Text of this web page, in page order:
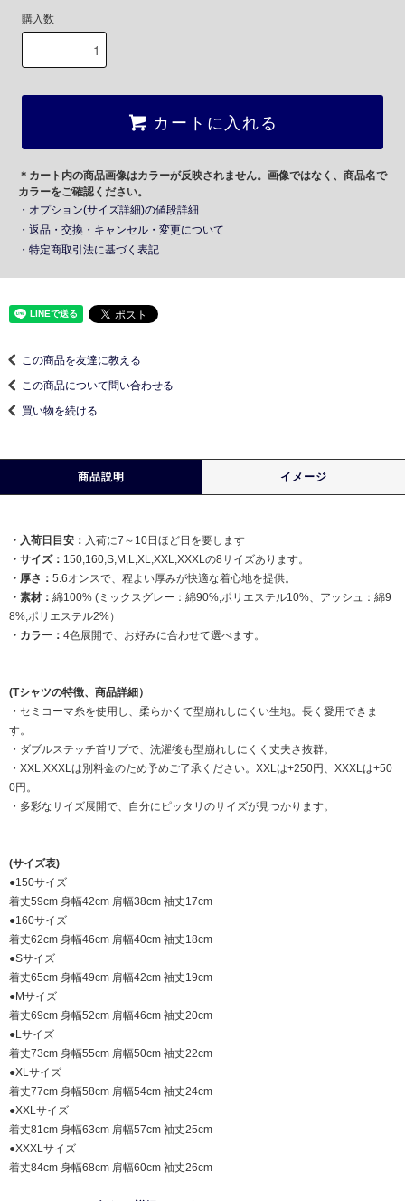
購入数
カートに入れる
＊カート内の商品画像はカラーが反映されません。画像ではなく、商品名で
カラーをご確認ください。
・オプション(サイズ詳細)の値段詳細
・返品・交換・キャンセル・変更について
・特定商取引法に基づく表記
この商品を友達に教える
この商品について問い合わせる
買い物を続ける
商品説明 イメージ
・入荷日目安： 入荷に7～10日ほど日を要します
・サイズ： 150,160,S,M,L,XL,XXL,XXXLの8サイズあります。
・厚さ： 5.6オンスで、程よい厚みが快適な着心地を提供。
・素材： 綿100% (ミックスグレー：綿90%,ポリエステル10%、アッシュ：綿9
8%,ポリエステル2%）
・カラー： 4色展開で、お好みに合わせて選べます。
(Tシャツの特徴、商品詳細）
・セミコーマ糸を使用し、柔らかくて型崩れしにくい生地。長く愛用できま
す。
・ダブルステッチ首リブで、洗濯後も型崩れしにくく丈夫さ抜群。
・XXL,XXXLは別料金のため予めご了承ください。XXLは+250円、XXXLは+50
0円。
・多彩なサイズ展開で、自分にピッタリのサイズが見つかります。
(サイズ表)
●150サイズ
着丈59cm 身幅42cm 肩幅38cm 袖丈17cm
●160サイズ
着丈62cm 身幅46cm 肩幅40cm 袖丈18cm
●Sサイズ
着丈65cm 身幅49cm 肩幅42cm 袖丈19cm
●Mサイズ
着丈69cm 身幅52cm 肩幅46cm 袖丈20cm
●Lサイズ
着丈73cm 身幅55cm 肩幅50cm 袖丈22cm
●XLサイズ
着丈77cm 身幅58cm 肩幅54cm 袖丈24cm
●XXLサイズ
着丈81cm 身幅63cm 肩幅57cm 袖丈25cm
●XXXLサイズ
着丈84cm 身幅68cm 肩幅60cm 袖丈26cm